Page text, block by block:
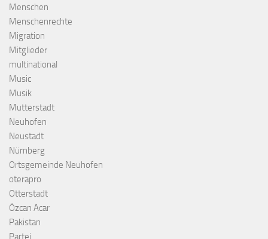
Menschen
Menschenrechte
Migration
Mitglieder
multinational
Music
Musik
Mutterstadt
Neuhofen
Neustadt
Nürnberg
Ortsgemeinde Neuhofen
oterapro
Otterstadt
Özcan Acar
Pakistan
Partei